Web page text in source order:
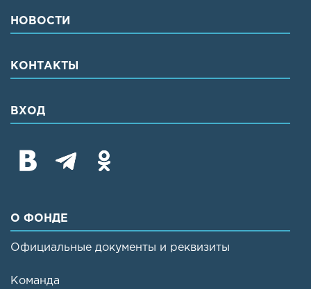
НОВОСТИ
КОНТАКТЫ
ВХОД
О ФОНДЕ
Официальные документы и реквизиты
Команда